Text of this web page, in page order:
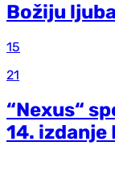
Božiju
15
21
“Nexus“
14.